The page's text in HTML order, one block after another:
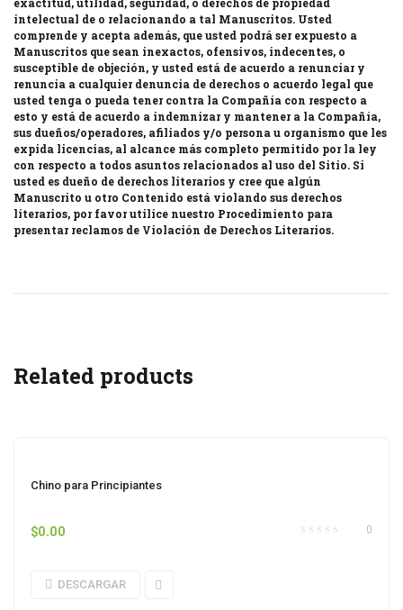
intelectual de o relacionando a tal Manuscritos. Usted
comprende y acepta además, que usted podrá ser expuesto a
Manuscritos que sean inexactos, ofensivos, indecentes, o
susceptible de objeción, y usted está de acuerdo a renunciar y
renuncia a cualquier denuncia de derechos o acuerdo legal que
usted tenga o pueda tener contra la Compañía con respecto a
esto y está de acuerdo a indemnizar y mantener a la Compañía,
sus dueños/operadores, afiliados y/o persona u organismo que les
expida licencias, al alcance más completo permitido por la ley
con respecto a todos asuntos relacionados al uso del Sitio. Si
usted es dueño de derechos literarios y cree que algún
Manuscrito u otro Contenido está violando sus derechos
literarios, por favor utilice nuestro Procedimiento para
presentar reclamos de Violación de Derechos Literarios.
Related products
Chino para Principiantes
0
$0.00
DESCARGAR